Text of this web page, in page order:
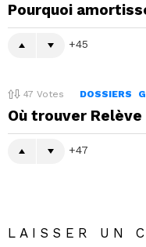
Pourquoi
45
47 Votes DOSSIERS
Où trouver Relève
47
LAISSER UN